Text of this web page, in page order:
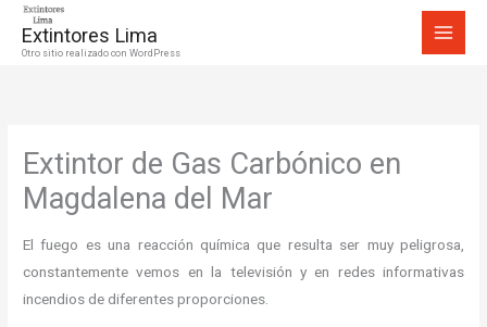
Extintores Lima
Otro sitio realizado con WordPress
Extintor de Gas Carbónico en
Magdalena del Mar
El fuego es una reacción química que resulta ser muy peligrosa,
constantemente vemos en la televisión y en redes informativas
incendios de diferentes proporciones.